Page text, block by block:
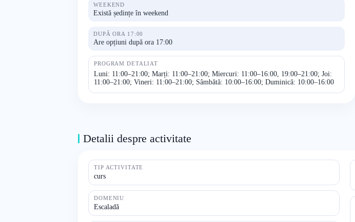
WEEKEND
Există ședințe în weekend
DUPĂ ORA 17:00
Are opțiuni după ora 17:00
PROGRAM DETALIAT
Luni: 11:00–21:00; Marți: 11:00–21:00; Miercuri: 11:00–16:00, 19:00–21:00; Joi:
11:00–21:00; Vineri: 11:00–21:00; Sâmbătă: 10:00–16:00; Duminică: 10:00–16:00
Detalii despre activitate
TIP ACTIVITATE
curs
DOMENIU
Escaladă